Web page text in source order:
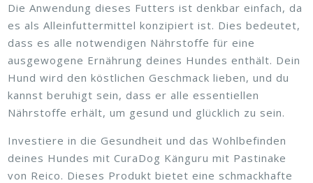
Die Anwendung dieses Futters ist denkbar einfach, da
es als Alleinfuttermittel konzipiert ist. Dies bedeutet,
dass es alle notwendigen Nährstoffe für eine
ausgewogene Ernährung deines Hundes enthält. Dein
Hund wird den köstlichen Geschmack lieben, und du
kannst beruhigt sein, dass er alle essentiellen
Nährstoffe erhält, um gesund und glücklich zu sein.
Investiere in die Gesundheit und das Wohlbefinden
deines Hundes mit CuraDog Känguru mit Pastinake
von Reico. Dieses Produkt bietet eine schmackhafte